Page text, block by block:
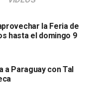
la Feria de
hasta el domingo 9
Paraguay con Tal